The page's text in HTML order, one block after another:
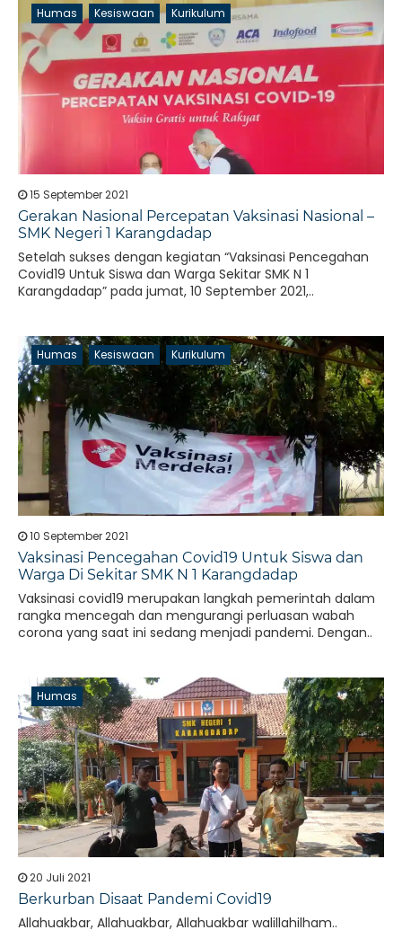
Humas Kesiswaan Kurikulum
15 September 2021
Gerakan Nasional Percepatan Vaksinasi Nasional –
SMK Negeri 1 Karangdadap
Setelah sukses dengan kegiatan “Vaksinasi Pencegahan
Covid19 Untuk Siswa dan Warga Sekitar SMK N 1
Karangdadap” pada jumat, 10 September 2021,..
Humas Kesiswaan Kurikulum
10 September 2021
Vaksinasi Pencegahan Covid19 Untuk Siswa dan
Warga Di Sekitar SMK N 1 Karangdadap
Vaksinasi covid19 merupakan langkah pemerintah dalam
rangka mencegah dan mengurangi perluasan wabah
corona yang saat ini sedang menjadi pandemi. Dengan..
Humas
20 Juli 2021
Berkurban Disaat Pandemi Covid19
Allahuakbar, Allahuakbar, Allahuakbar walillahilham..